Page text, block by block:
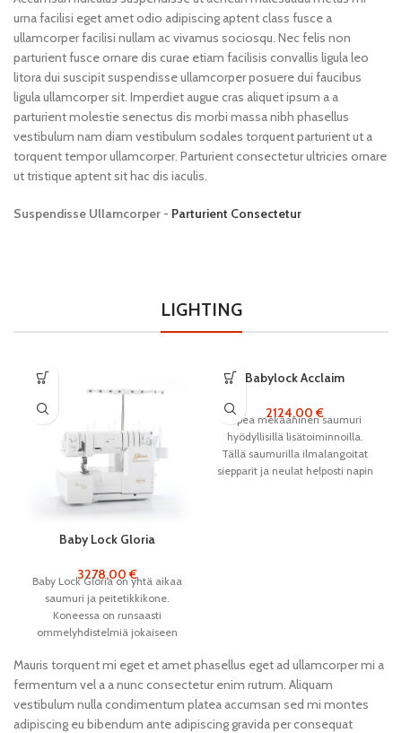
urna facilisi eget amet odio adipiscing aptent class fusce a
ullamcorper facilisi nullam ac vivamus sociosqu. Nec felis non
parturient fusce ornare dis curae etiam facilisis convallis ligula leo
litora dui suscipit suspendisse ullamcorper posuere dui faucibus
ligula ullamcorper sit. Imperdiet augue cras aliquet ipsum a a
parturient molestie senectus dis morbi massa nibh phasellus
vestibulum nam diam vestibulum sodales torquent parturient ut a
torquent tempor ullamcorper. Parturient consectetur ultricies ornare
ut tristique aptent sit hac dis iaculis.
Suspendisse Ullamcorper - Parturient Consectetur
LIGHTING
Baby Lock Gloria
3278,00€
Baby Lock Gloria on yhtä aikaa
saumuri ja peitetikkikone.
Koneessa on runsaasti
ommelyhdistelmiä jokaiseen
onnistuu helposti
ilmalangoituksen avulla.
Babylock Acclaim
2124,00€
Upea mekaaninen saumuri
hyödyllisillä lisätoiminnoilla.
Tällä saumurilla ilmalangoitat
siepparit ja neulat helposti napin
Mauris torquent mi eget et amet phasellus eget ad ullamcorper mi a
fermentum vel a a nunc consectetur enim rutrum. Aliquam
vestibulum nulla condimentum platea accumsan sed mi montes
adipiscing eu bibendum ante adipiscing gravida per consequat